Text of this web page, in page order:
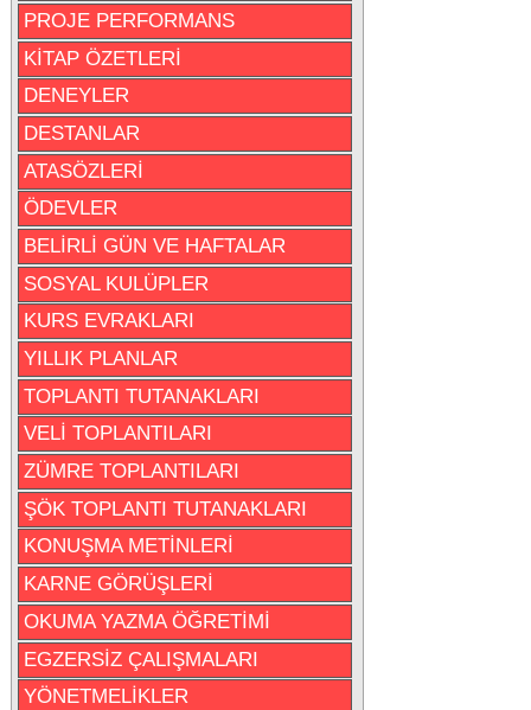
PROJE PERFORMANS
KİTAP ÖZETLERİ
DENEYLER
DESTANLAR
ATASÖZLERİ
ÖDEVLER
BELİRLİ GÜN VE HAFTALAR
SOSYAL KULÜPLER
KURS EVRAKLARI
YILLIK PLANLAR
TOPLANTI TUTANAKLARI
VELİ TOPLANTILARI
ZÜMRE TOPLANTILARI
ŞÖK TOPLANTI TUTANAKLARI
KONUŞMA METİNLERİ
KARNE GÖRÜŞLERİ
OKUMA YAZMA ÖĞRETİMİ
EGZERSİZ ÇALIŞMALARI
YÖNETMELİKLER